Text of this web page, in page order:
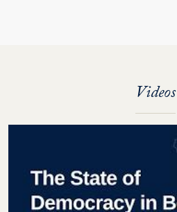
Videos